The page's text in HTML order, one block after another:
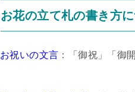
お花の立て札の書き方
お祝いの文言 ：「御祝」「御